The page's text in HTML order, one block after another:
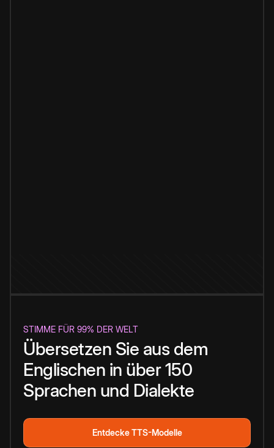
STIMME FÜR 99% DER WELT
Übersetzen Sie aus dem
Englischen in über 150
Sprachen und Dialekte
Entdecke TTS-Modelle